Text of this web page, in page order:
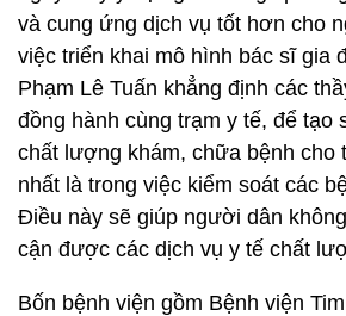
và cung ứng dịch vụ tốt hơn cho
việc triển khai mô hình bác sĩ gia
Phạm Lê Tuấn khẳng định các
đồng hành cùng trạm y tế, để tạo
chất lượng khám, chữa bệnh cho
nhất là trong việc kiểm soát các
Điều này sẽ giúp người dân
cận được các dịch vụ y tế chất
Bốn bệnh viện gồm Bệnh viện